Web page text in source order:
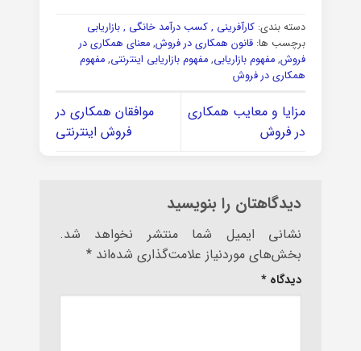
دسته بندی: کارآفرینی , کسب درآمد خانگی , بازاریابی
برچسب ها: قانون همکاری در فروش, معنای همکاری در
فروش, مفهوم بازاریابی, مفهوم بازاریابی اینترنتی, مفهوم
همکاری در فروش
مزایا و معایب همکاری
در فروش
موافقان همکاری در
فروش اینترنتی
دیدگاهتان را بنویسید
نشانی ایمیل شما منتشر نخواهد شد.
بخش‌های موردنیاز علامت‌گذاری شده‌اند *
دیدگاه *